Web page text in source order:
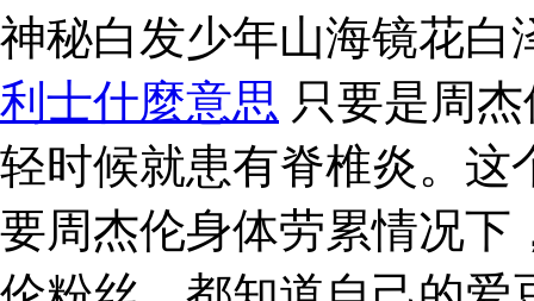
神秘白发少年山海镜花
利士什麼意思 只要是周
轻时候就患有脊椎炎。这
要周杰伦身体劳累情况下